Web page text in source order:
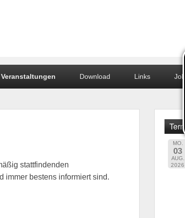
Veranstaltungen Download Links
stattfindenden
immer bestens informiert sind.
MO.
03
AUG.
2026